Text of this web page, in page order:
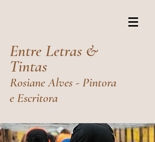
Entre Letras &
Tintas
Rosiane Alves - Pintora
e Escritora